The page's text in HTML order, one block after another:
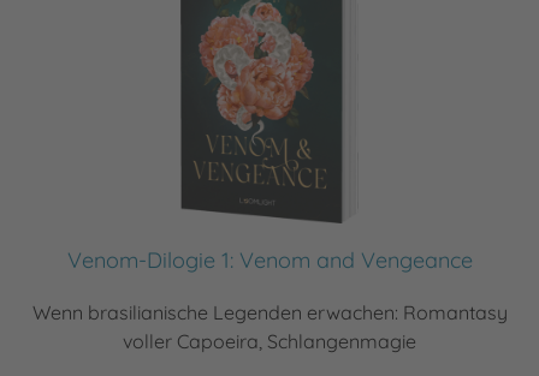
Venom-Dilogie 1: Venom and Vengeance
Wenn brasilianische Legenden erwachen: Romantasy
voller Capoeira, Schlangenmagie